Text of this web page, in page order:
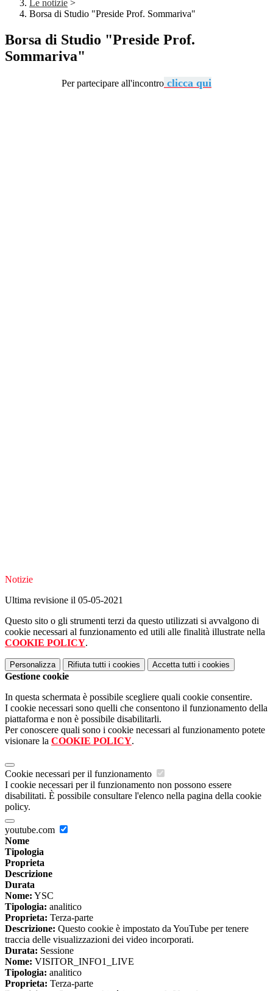
Le notizie >
Borsa di Studio "Preside Prof. Sommariva"
Borsa di Studio "Preside Prof.
Sommariva"
Per partecipare all'incontro clicca qui
Notizie
Ultima revisione il 05-05-2021
Questo sito o gli strumenti terzi da questo utilizzati si avvalgono di
cookie necessari al funzionamento ed utili alle finalità illustrate nella
COOKIE POLICY.
Personalizza Rifiuta tutti i cookies Accetta tutti i cookies
Gestione cookie
In questa schermata è possibile scegliere quali cookie consentire.
I cookie necessari sono quelli che consentono il funzionamento della
piattaforma e non è possibile disabilitarli.
Per conoscere quali sono i cookie necessari al funzionamento potete
visionare la COOKIE POLICY.
Cookie necessari per il funzionamento
I cookie necessari per il funzionamento non possono essere
disabilitati. È possibile consultare l'elenco nella pagina della cookie
policy.
youtube.com
Nome
Tipologia
Proprieta
Descrizione
Durata
Nome: YSC
Tipologia: analitico
Proprieta: Terza-parte
Descrizione: Questo cookie è impostato da YouTube per tenere
traccia delle visualizzazioni dei video incorporati.
Durata: Sessione
Nome: VISITOR_INFO1_LIVE
Tipologia: analitico
Proprieta: Terza-parte